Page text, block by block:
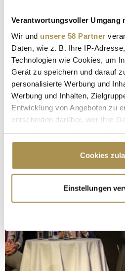
Verantwortungsvoller Umgang
Wir und unsere 58 Partner
Daten, wie z. B. Ihre IP-
Technologien wie Cookies, um
Gerät zu speichern und darauf
personalisierte Werbung und
Werbung und Inhalten,
Entwicklung von Angeboten zu
entscheiden darüber, wer Ihre
Cookie-Erklärung oder durch
Trigger Symbol ändern oder
Informationen über Ihre
erfassen, welche bis auf
bestimmten Merkmalen
Erfahren Sie mehr darüber, wie
verarbeitet werden, und legen
Cookies
Einstellungen